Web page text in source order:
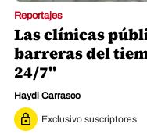
Reportajes
Las clínicas
barreras del
24/7"
Haydi Carrasco
Exclusivo suscriptores